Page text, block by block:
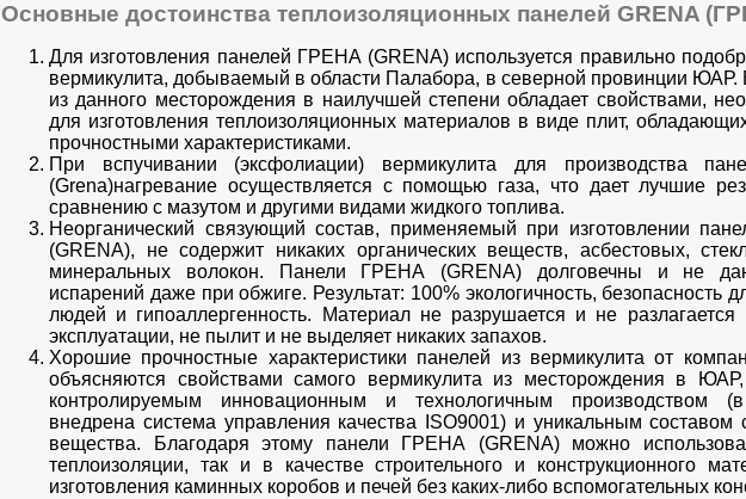
Основные достоинства теплоизоляционных панелей GRENA
Для изготовления панелей ГРЕНА (GRENA) используется правильно
вермикулита, добываемый в области Палабора, в северной провинции ЮАР.
из данного месторождения в наилучшей степени обладает свойствами,
для изготовления теплоизоляционных материалов в виде плит,
прочностными характеристиками.
При вспучивании (эксфолиации) вермикулита для производства
(Grena)нагревание осуществляется с помощью газа, что дает лучшие
сравнению с мазутом и другими видами жидкого топлива.
Неорганический связующий состав, применяемый при изготовлении
(GRENA), не содержит никаких органических веществ, асбестовых,
минеральных волокон. Панели ГРЕНА (GRENA) долговечны и не
испарений даже при обжиге. Результат: 100% экологичность, безопасность
людей и гипоаллергенность. Материал не разрушается и не разлагается
эксплуатации, не пылит и не выделяет никаких запахов.
Хорошие прочностные характеристики панелей из вермикулита от
объясняются свойствами самого вермикулита из месторождения в
контролируемым инновационным и технологичным производством
внедрена система управления качества ISO9001) и уникальным составом
вещества. Благодаря этому панели ГРЕНА (GRENA) можно
теплоизоляции, так и в качестве строительного и конструкционного
изготовления каминных коробов и печей без каких-либо вспомогательных